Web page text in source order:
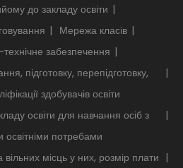
до закладу освіти
Мережа класів
забезпечення
підготовку, перепідготовку,
здобувачів освіти
освіти для навчання осіб з
потребами
вільних місць у них, розмір плати